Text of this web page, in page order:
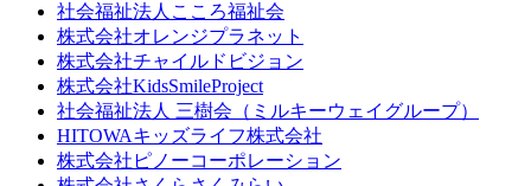
社会福祉法人こころ福祉会
株式会社オレンジプラネット
株式会社チャイルドビジョン
株式会社KidsSmileProject
社会福祉法人 三樹会（ミルキーウェイグループ）
HITOWAキッズライフ株式会社
株式会社ピノーコーポレーション